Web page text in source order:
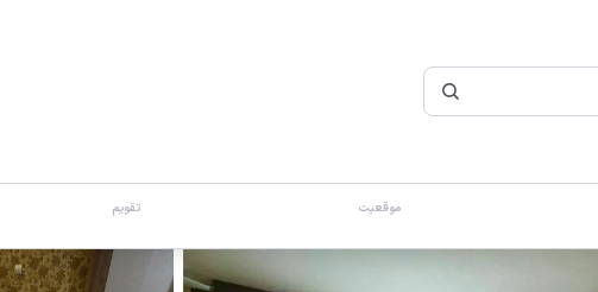
موقعیت تقویم